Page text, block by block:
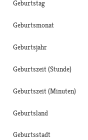
Geburtstag
Geburtsmonat
Geburtsjahr
Geburtszeit (Stunde)
Geburtszeit (Minuten)
Geburtsland
Geburtsstadt